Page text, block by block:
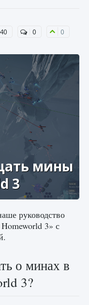
0 0
мины
3
руководство
3» с
о минах в
3?